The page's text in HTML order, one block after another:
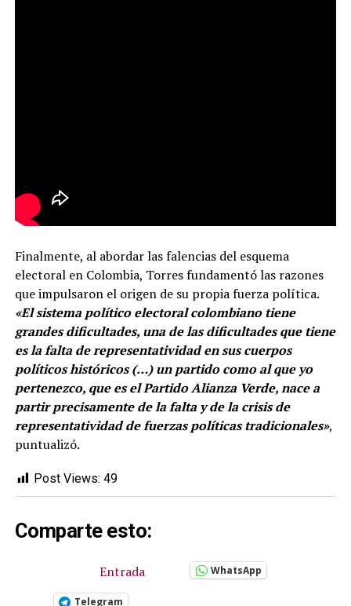
Finalmente, al abordar las falencias del esquema
electoral en Colombia, Torres fundamentó las razones
que impulsaron el origen de su propia fuerza política.
«El sistema político electoral colombiano tiene
grandes dificultades, una de las dificultades que tiene
es la falta de representatividad en sus cuerpos
políticos históricos (…) un partido como al que yo
pertenezco, que es el Partido Alianza Verde, nace a
partir precisamente de la falta y de la crisis de
representatividad de fuerzas políticas tradicionales»,
puntualizó.
Post Views: 49
Comparte esto:
Entrada WhatsApp
Telegram